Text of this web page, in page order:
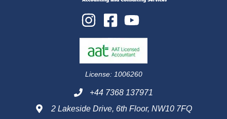
License: 1006260
+44 7368 137971
2 Lakeside Drive, 6th Floor, NW10 7FQ